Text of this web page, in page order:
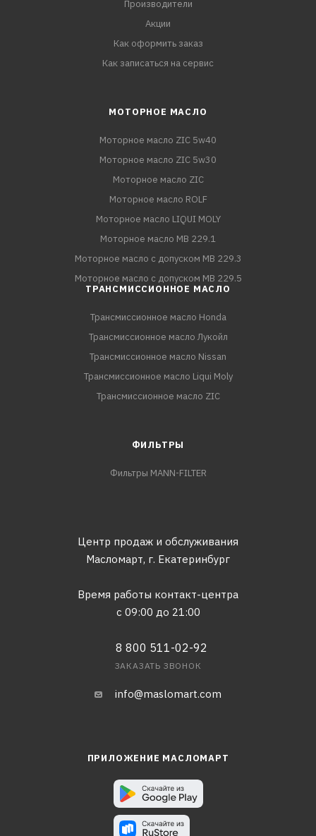
Производители
Акции
Как оформить заказ
Как записаться на сервис
МОТОРНОЕ МАСЛО
Моторное масло ZIC 5w40
Моторное масло ZIC 5w30
Моторное масло ZIC
Моторное масло ROLF
Моторное масло LIQUI MOLY
Моторное масло MB 229.1
Моторное масло с допуском MB 229.3
Моторное масло с допуском MB 229.5
ТРАНСМИССИОННОЕ МАСЛО
Трансмиссионное масло Honda
Трансмиссионное масло Лукойл
Трансмиссионное масло Nissan
Трансмиссионное масло Liqui Moly
Трансмиссионное масло ZIC
ФИЛЬТРЫ
Фильтры MANN-FILTER
Центр продаж и обслуживания
Масломарт, г. Екатеринбург
Время работы контакт-центра
с 09:00 до 21:00
8 800 511-02-92
ЗАКАЗАТЬ ЗВОНОК
info@maslomart.com
ПРИЛОЖЕНИЕ МАСЛОМАРТ